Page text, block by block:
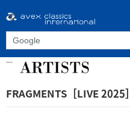
FRAGMENTS［LIVE 2025］